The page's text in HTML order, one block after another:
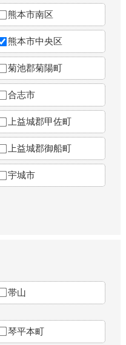
熊本市南区
熊本市中央区
菊池郡菊陽町
合志市
上益城郡甲佐町
上益城郡御船町
宇城市
帯山
琴平本町